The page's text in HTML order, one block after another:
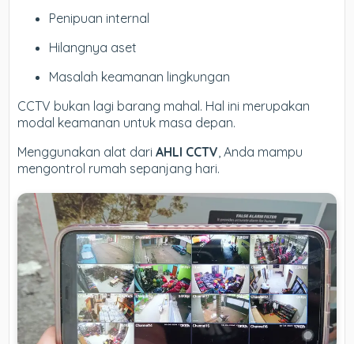
Penipuan internal
Hilangnya aset
Masalah keamanan lingkungan
CCTV bukan lagi barang mahal. Hal ini merupakan
modal keamanan untuk masa depan.
Menggunakan alat dariAHLI CCTV, Anda mampu
mengontrol rumah sepanjang hari.